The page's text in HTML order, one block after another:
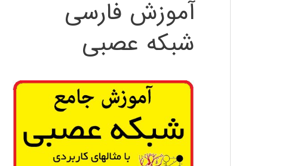
آموزش فارسی
شبکه عصبی